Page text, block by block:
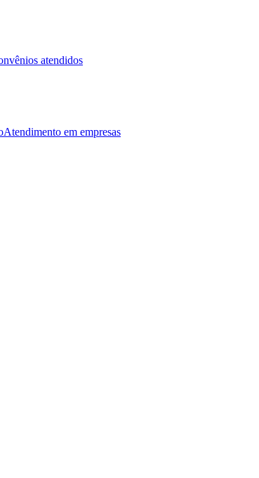
atendidos
Atendimento em empresas